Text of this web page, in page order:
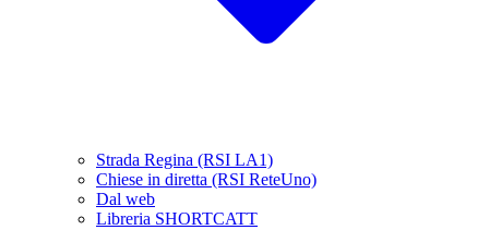
Strada Regina (RSI LA1)
Chiese in diretta (RSI ReteUno)
Dal web
Libreria SHORTCATT